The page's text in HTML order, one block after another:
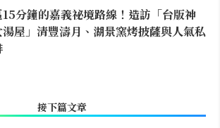
分鐘的嘉義祕境路線！造訪「台版神
屋」清豐濤月、湖景窯烤披薩與人氣私
接下篇文章